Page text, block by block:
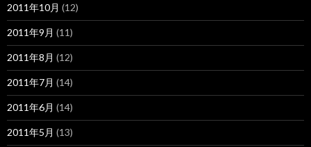
2011年10月 (12)
2011年9月 (11)
2011年8月 (12)
2011年7月 (14)
2011年6月 (14)
2011年5月 (13)